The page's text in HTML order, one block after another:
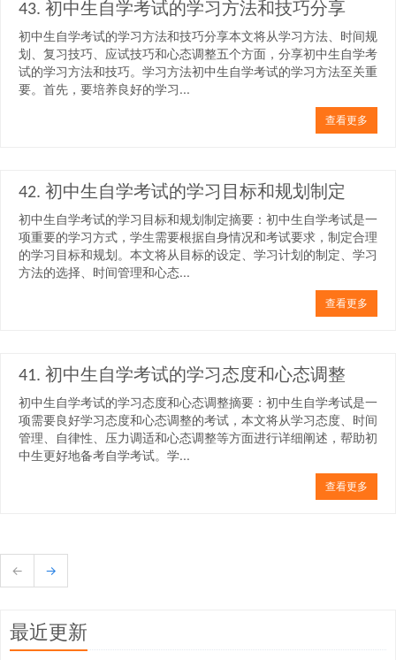
43. 初中生自学考试的学习方法和技巧分享
初中生自学考试的学习方法和技巧分享本文将从学习方法、时间规
划、复习技巧、应试技巧和心态调整五个方面，分享初中生自学考
试的学习方法和技巧。学习方法初中生自学考试的学习方法至关重
要。首先，要培养良好的学习...
查看更多
42. 初中生自学考试的学习目标和规划制定
初中生自学考试的学习目标和规划制定摘要：初中生自学考试是一
项重要的学习方式，学生需要根据自身情况和考试要求，制定合理
的学习目标和规划。本文将从目标的设定、学习计划的制定、学习
方法的选择、时间管理和心态...
查看更多
41. 初中生自学考试的学习态度和心态调整
初中生自学考试的学习态度和心态调整摘要：初中生自学考试是一
项需要良好学习态度和心态调整的考试，本文将从学习态度、时间
管理、自律性、压力调适和心态调整等方面进行详细阐述，帮助初
中生更好地备考自学考试。学...
查看更多
← →
最近更新